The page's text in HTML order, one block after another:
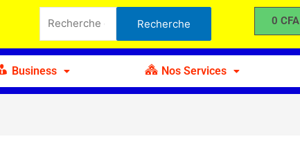
pour :
Recherche 0 CFA
Business Nos Services
Construction
Voiture
Sport